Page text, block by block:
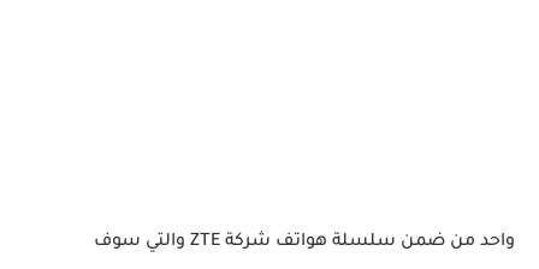
واحد من ضمن سلسلة هواتف شركة ZTE والتي سوف